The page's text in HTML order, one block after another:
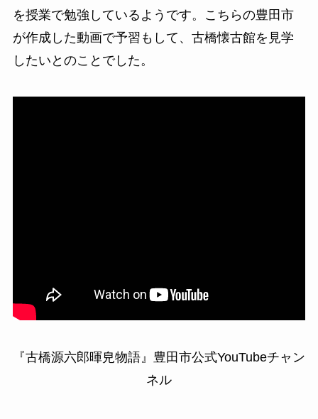
を授業で勉強しているようです。こちらの豊田市
が作成した動画で予習もして、古橋懐古館を見学
したいとのことでした。
『古橋源六郎暉皃物語』豊田市公式YouTubeチャン
ネル